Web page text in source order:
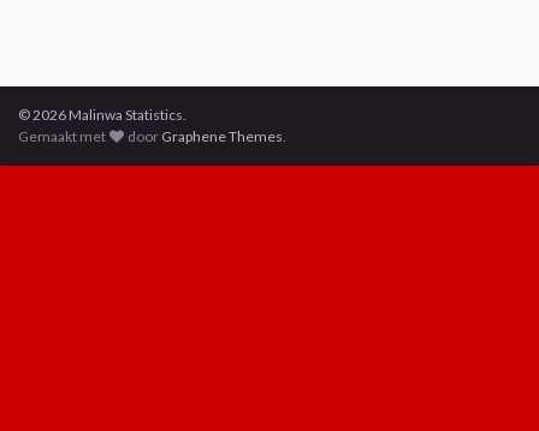
© 2026 Malinwa Statistics.
Gemaakt met
door Graphene Themes.